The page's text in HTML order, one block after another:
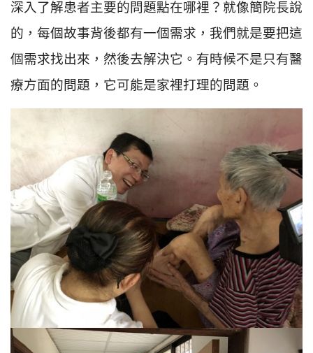
深入了解患者主要的問題點在哪裡？就像簡院長說
的，每個故事背後都有一個需求，我們就是要把這
個需求找出來，然後去解決它。有時候不是只有醫
療方面的問題，它可能是家裡打理的問題。